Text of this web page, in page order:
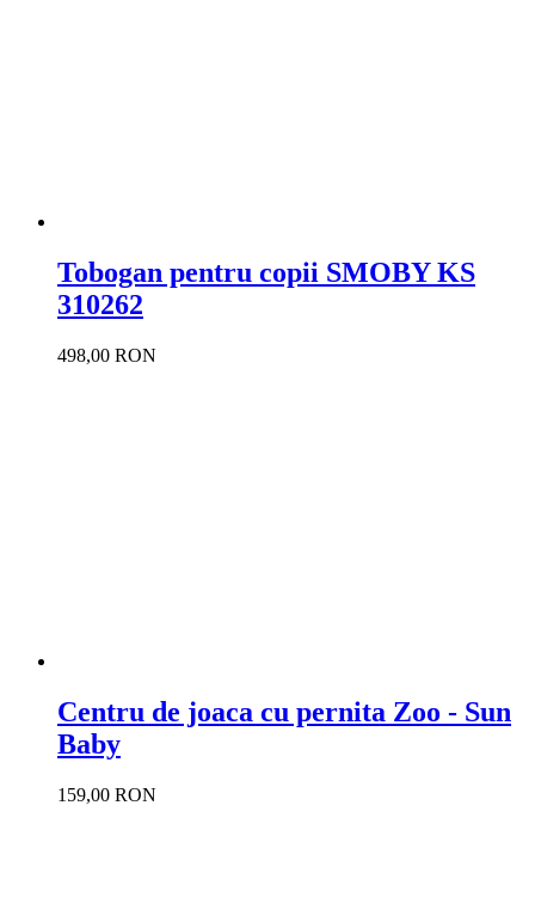
Tobogan pentru copii SMOBY KS
310262
498,00 RON
Centru de joaca cu pernita Zoo - Sun
Baby
159,00 RON